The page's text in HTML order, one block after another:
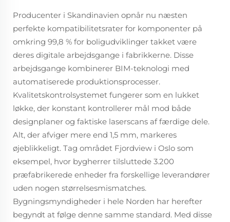
Producenter i Skandinavien opnår nu næsten
perfekte kompatibilitetsrater for komponenter på
omkring 99,8 % for boligudviklinger takket være
deres digitale arbejdsgange i fabrikkerne. Disse
arbejdsgange kombinerer BIM-teknologi med
automatiserede produktionsprocesser.
Kvalitetskontrolsystemet fungerer som en lukket
løkke, der konstant kontrollerer mål mod både
designplaner og faktiske laserscans af færdige dele.
Alt, der afviger mere end 1,5 mm, markeres
øjeblikkeligt. Tag området Fjordview i Oslo som
eksempel, hvor bygherrer tilsluttede 3.200
præfabrikerede enheder fra forskellige leverandører
uden nogen størrelsesmismatches.
Bygningsmyndigheder i hele Norden har herefter
begyndt at følge denne samme standard. Med disse